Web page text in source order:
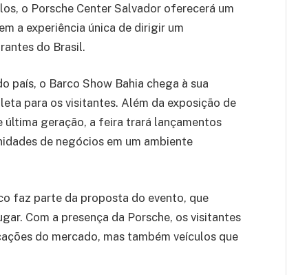
o Porsche Center Salvador oferecerá um
a experiência única de dirigir um
do Brasil.
país, o Barco Show Bahia chega à sua
para os visitantes. Além da exposição de
última geração, a feira trará lançamentos
de negócios em um ambiente
faz parte da proposta do evento, que
Com a presença da Porsche, os visitantes
do mercado, mas também veículos que